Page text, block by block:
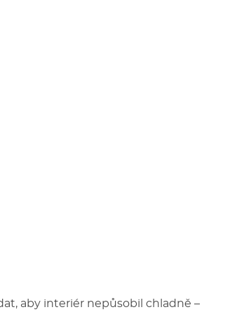
aby interiér nepůsobil chladně –